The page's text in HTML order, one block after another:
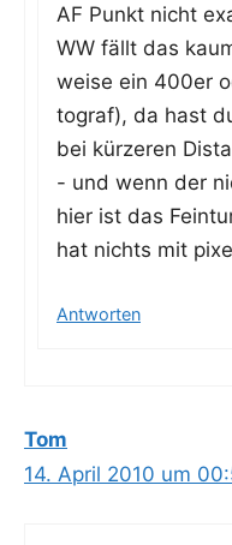
AF Punkt nicht
WW fällt das
wei­se ein 400er
to­graf), da hast
bei kür­ze­ren
- und wenn der
hier ist das
hat nichts mit
Antworten
Tom
14. April 2010 um